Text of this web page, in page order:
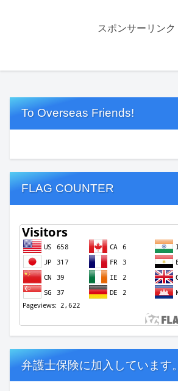
スポンサーリンク
To Overseas Friends!
FLAG COUNTER
弁護士保険に加入しています。